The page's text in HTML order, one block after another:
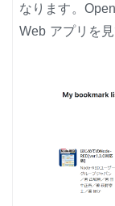
なります。
Web アプリを